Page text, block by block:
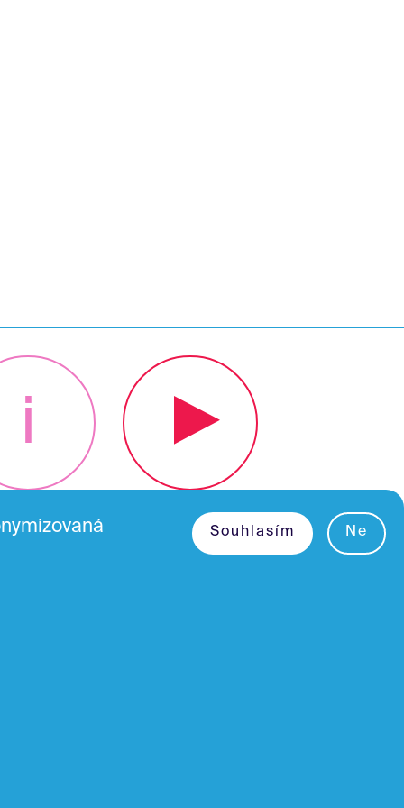
i
Pro kinaře • ke stažení
Ne
Souhlasím